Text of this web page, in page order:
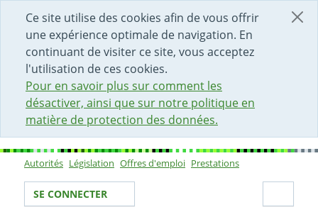
Ce site utilise des cookies afin de vous offrir
une expérience optimale de navigation. En
continuant de visiter ce site, vous acceptez
l'utilisation de ces cookies.
Pour en savoir plus sur comment les
désactiver, ainsi que sur notre politique en
matière de protection des données.
DÉBUT DU CONTENU DE LA PAGE
ACCÈS AU CHAMP DE RECHERCHE
PAGE D'ACCUEIL
FORMULAIRE DE CONTACT
Sous-navigation
Autorités Législation Offres d'emploi Prestations
Votre identité
SE CONNECTER